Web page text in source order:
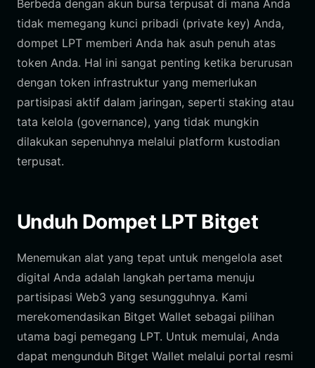
Berbeda dengan akun bursa terpusat di mana Anda
tidak memegang kunci pribadi (private key) Anda,
dompet LPT memberi Anda hak asuh penuh atas
token Anda. Hal ini sangat penting ketika berurusan
dengan token infrastruktur yang memerlukan
partisipasi aktif dalam jaringan, seperti staking atau
tata kelola (governance), yang tidak mungkin
dilakukan sepenuhnya melalui platform kustodian
terpusat.
Unduh Dompet LPT Bitget
Menemukan alat yang tepat untuk mengelola aset
digital Anda adalah langkah pertama menuju
partisipasi Web3 yang sesungguhnya. Kami
merekomendasikan Bitget Wallet sebagai pilihan
utama bagi pemegang LPT. Untuk memulai, Anda
dapat mengunduh Bitget Wallet melalui portal resmi